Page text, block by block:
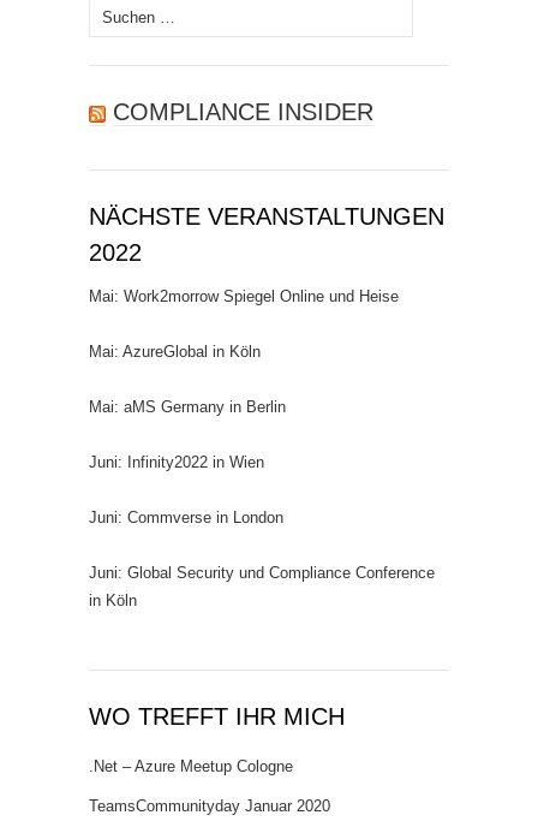
Suchen
nach:
COMPLIANCE INSIDER
NÄCHSTE VERANSTALTUNGEN
2022
Mai: Work2morrow Spiegel Online und Heise
Mai: AzureGlobal in Köln
Mai: aMS Germany in Berlin
Juni: Infinity2022 in Wien
Juni: Commverse in London
Juni: Global Security und Compliance Conference
in Köln
WO TREFFT IHR MICH
.Net – Azure Meetup Cologne
TeamsCommunityday Januar 2020